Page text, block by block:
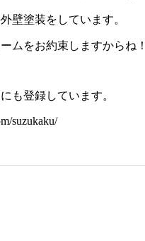
壁塗装をしています。
ムをお約束しますからね！
も登録しています。
suzukaku/